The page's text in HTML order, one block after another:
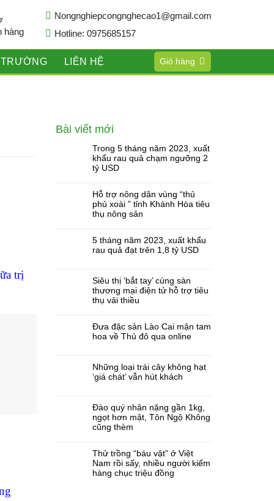
hàng
Nongnghiepcongnghecao1@gmail.com
Hotline: 0975685157
LIÊN HỆ Giỏ hàng
trị
Bài viết mới
Trong 5 tháng năm 2023, xuất
khẩu rau quả chạm ngưỡng 2
tỷ USD
Hỗ trợ nông dân vùng “thủ
phủ xoài ” tỉnh Khánh Hòa tiêu
thụ nông sản
5 tháng năm 2023, xuất khẩu
rau quả đạt trên 1,8 tỷ USD
Siêu thị ‘bắt tay’ cùng sàn
thương mại điện tử hỗ trợ tiêu
thụ vải thiều
Đưa đặc sản Lào Cai mận tam
hoa về Thủ đô qua online
Những loại trái cây không hạt
‘giá chát’ vẫn hút khách
Đào quý nhân nặng gần 1kg,
ngọt hơn mật, Tôn Ngộ Không
cũng thèm
Thử trồng “báu vật” ở Việt
Nam rồi sấy, nhiều người kiếm
hàng chục triệu đồng